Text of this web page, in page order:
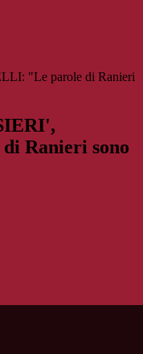
"Le parole di Ranieri
Ranieri sono